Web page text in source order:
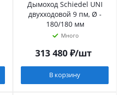
Дымоход Schiedel UNI
двухходовой 9 пм, Ø -
180/180 мм
Много
313 480₽/шт
В корзину